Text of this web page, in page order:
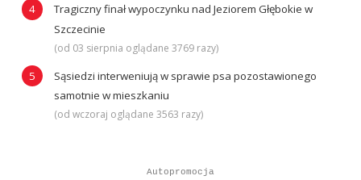
Tragiczny finał wypoczynku nad Jeziorem Głębokie w
Szczecinie
(od 03 sierpnia oglądane 3769 razy)
Sąsiedzi interweniują w sprawie psa pozostawionego
samotnie w mieszkaniu
(od wczoraj oglądane 3563 razy)
Autopromocja